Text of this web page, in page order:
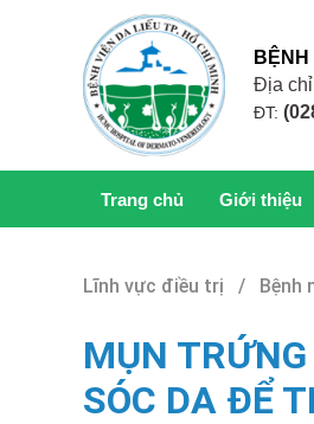
Địa chỉ
ĐT:
Trang chủ Giới thiệu
Lĩnh vực điều trị / Bệnh
MỤN
SÓC DA ĐỂ